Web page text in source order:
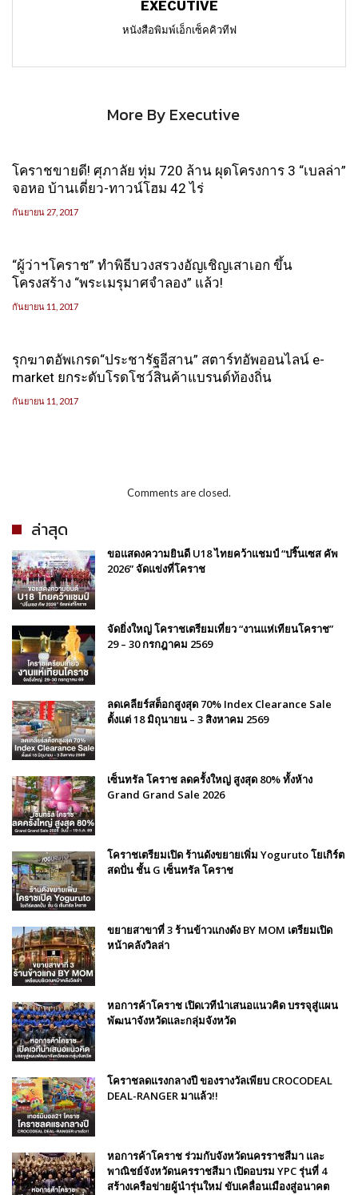
EXECUTIVE
หนังสือพิมพ์เอ็กเซ็คคิวทีฟ
More By Executive
โคราชขายดี! ศุภาลัย ทุ่ม 720 ล้าน ผุดโครงการ 3 “เบลล่า”
จอหอ บ้านเดี่ยว-ทาวน์โฮม 42 ไร่
กันยายน 27, 2017
“ผู้ว่าฯโคราช” ทำพิธีบวงสรวงอัญเชิญเสาเอก ขึ้น
โครงสร้าง “พระเมรุมาศจำลอง” แล้ว!
กันยายน 11, 2017
รุกฆาตอัพเกรด“ประชารัฐอีสาน” สตาร์ทอัพออนไลน์ e-
market ยกระดับโรดโชว์สินค้าแบรนด์ท้องถิ่น
กันยายน 11, 2017
Comments are closed.
ล่าสุด
ขอแสดงความยินดี U18 ไทยคว้าแชมป์ “ปริ๊นเซส คัพ
2026” จัดแข่งที่โคราช
จัดยิ่งใหญ่ โคราชเตรียมเที่ยว “งานแห่เทียนโคราช”
29 – 30 กรกฎาคม 2569
ลดเคลียร์สต็อกสูงสุด 70% Index Clearance Sale
ตั้งแต่ 18 มิถุนายน – 3 สิงหาคม 2569
เซ็นทรัล โคราช ลดครั้งใหญ่ สูงสุด 80% ทั้งห้าง
Grand Grand Sale 2026
โคราชเตรียมเปิด ร้านดังขยายเพิ่ม Yoguruto โยเกิร์ต
สดปั่น ชั้น G เซ็นทรัล โคราช
ขยายสาขาที่ 3 ร้านข้าวแกงดัง BY MOM เตรียมเปิด
หน้าคลังวิลล่า
หอการค้าโคราช เปิดเวทีนำเสนอแนวคิด บรรจุสู่แผน
พัฒนาจังหวัดและกลุ่มจังหวัด
โคราชลดแรงกลางปี ของรางวัลเพียบ CROCODEAL
DEAL-RANGER มาแล้ว!!
หอการค้าโคราช ร่วมกับจังหวัดนครราชสีมา และ
พาณิชย์จังหวัดนครราชสีมา เปิดอบรม YPC รุ่นที่ 4
สร้างเครือข่ายผู้นำรุ่นใหม่ ขับเคลื่อนเมืองสู่อนาคต